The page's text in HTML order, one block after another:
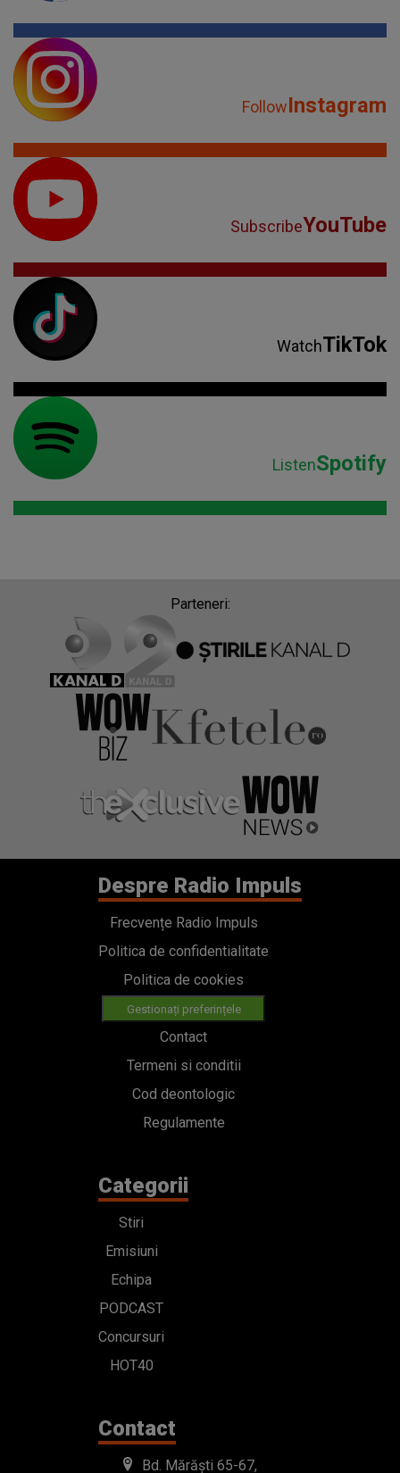
FollowInstagram
SubscribeYouTube
WatchTikTok
ListenSpotify
Parteneri:
Despre Radio Impuls
Frecvențe Radio Impuls
Politica de confidentialitate
Politica de cookies
Gestionați preferințele
Contact
Termeni si conditii
Cod deontologic
Regulamente
Categorii
Stiri
Emisiuni
Echipa
PODCAST
Concursuri
HOT40
Contact
Bd. Mărăști 65-67,